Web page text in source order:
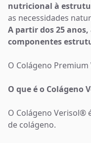
nutricional à
as necessidades
A partir dos 25
componentes
O Colágeno
O que é o Colágeno
O Colágeno Verisol®
de colágeno.